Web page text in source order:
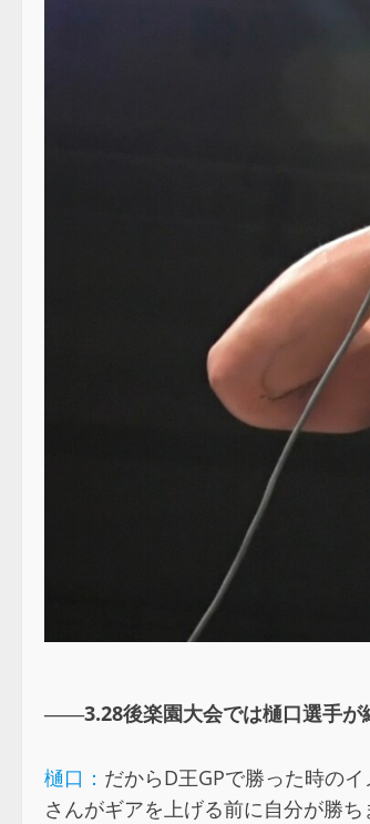
――3.28後楽園大会では樋口選手が
樋口： だからD王GPで勝った時の
さんがギアを上げる前に自分が勝